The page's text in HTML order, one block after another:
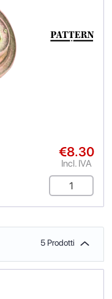
€8.30
Incl. IVA
5 Prodotti